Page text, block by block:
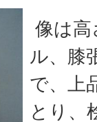
像は
ル、膝
で、上
とり、